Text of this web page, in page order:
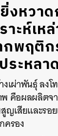
งหวา
ะห์เห
กพฤติ
ระหลาด
เผ่าพันธุ์ ลง
คือผลผลิตจ
ญเสียและร
ครอง